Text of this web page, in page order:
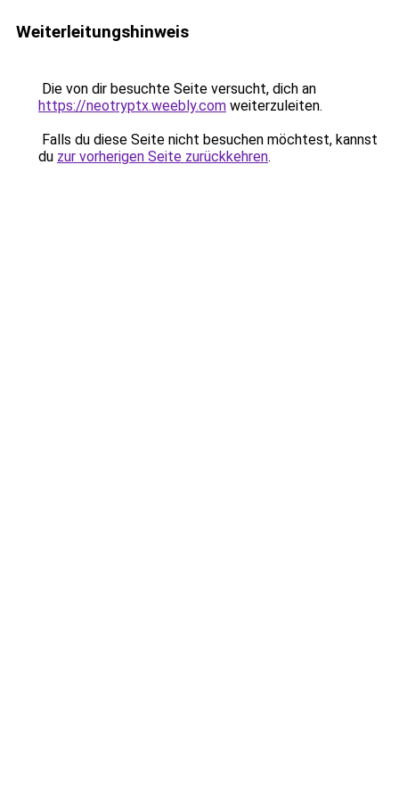
Weiterleitungshinweis
Die von dir besuchte Seite versucht, dich an
https://neotryptx.weebly.com weiterzuleiten.
Falls du diese Seite nicht besuchen möchtest, kannst
du zur vorherigen Seite zurückkehren.